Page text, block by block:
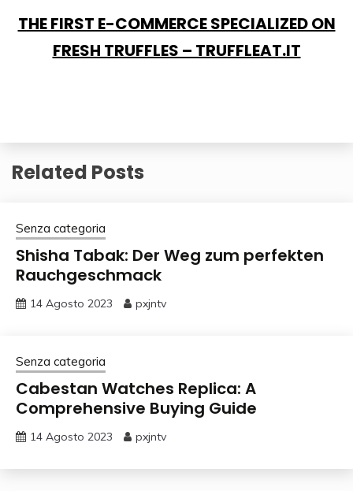
THE FIRST E-COMMERCE SPECIALIZED ON
FRESH TRUFFLES – TRUFFLEAT.IT
Related Posts
Senza categoria
Shisha Tabak: Der Weg zum perfekten
Rauchgeschmack
14 Agosto 2023 pxjntv
Senza categoria
Cabestan Watches Replica: A
Comprehensive Buying Guide
14 Agosto 2023 pxjntv